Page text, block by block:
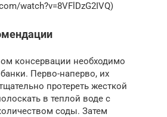
watch?v=8VFlDzG2IVQ)
консервации необходимо
Перво-наперво, их
протереть жесткой
в теплой воде с
соды. Затем